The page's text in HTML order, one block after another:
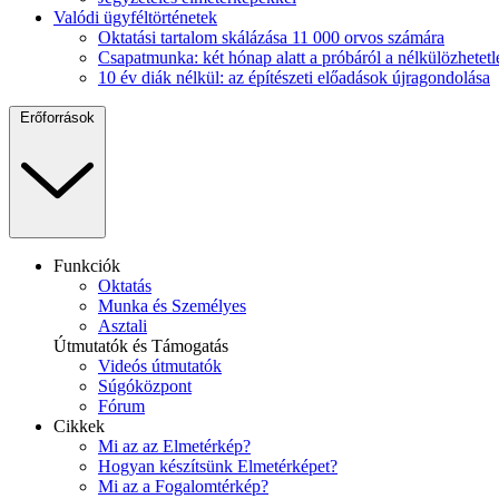
Valódi ügyféltörténetek
Oktatási tartalom skálázása 11 000 orvos számára
Csapatmunka: két hónap alatt a próbáról a
10 év diák nélkül: az építészeti előadások újragondolása
Erőforrások
Funkciók
Oktatás
Munka és Személyes
Asztali
Útmutatók és Támogatás
Videós útmutatók
Súgóközpont
Fórum
Cikkek
Mi az az Elmetérkép?
Hogyan készítsünk Elmetérképet?
Mi az a Fogalomtérkép?